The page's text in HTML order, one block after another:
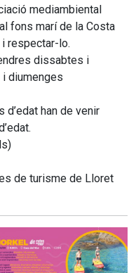
mediambiental
fons marí de la Costa
i respectar-lo.
dissabtes i
diumenges
d’edat han de venir
de turisme de Lloret